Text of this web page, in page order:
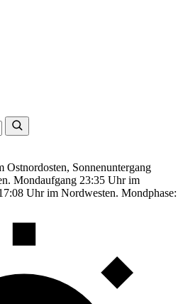
Ostnordosten, Sonnenuntergang
Mondaufgang 23:35 Uhr im
Uhr im Nordwesten. Mondphase: